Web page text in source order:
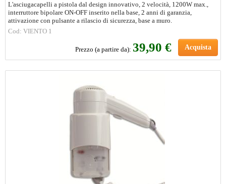
L'asciugacapelli a pistola dal design innovativo, 2 velocità, 1200W max.,
interruttore bipolare ON-OFF inserito nella base, 2 anni di garanzia,
attivazione con pulsante a rilascio di sicurezza, base a muro.
Cod: VIENTO 1
Prezzo (a partire da): 39,90 € Acquista